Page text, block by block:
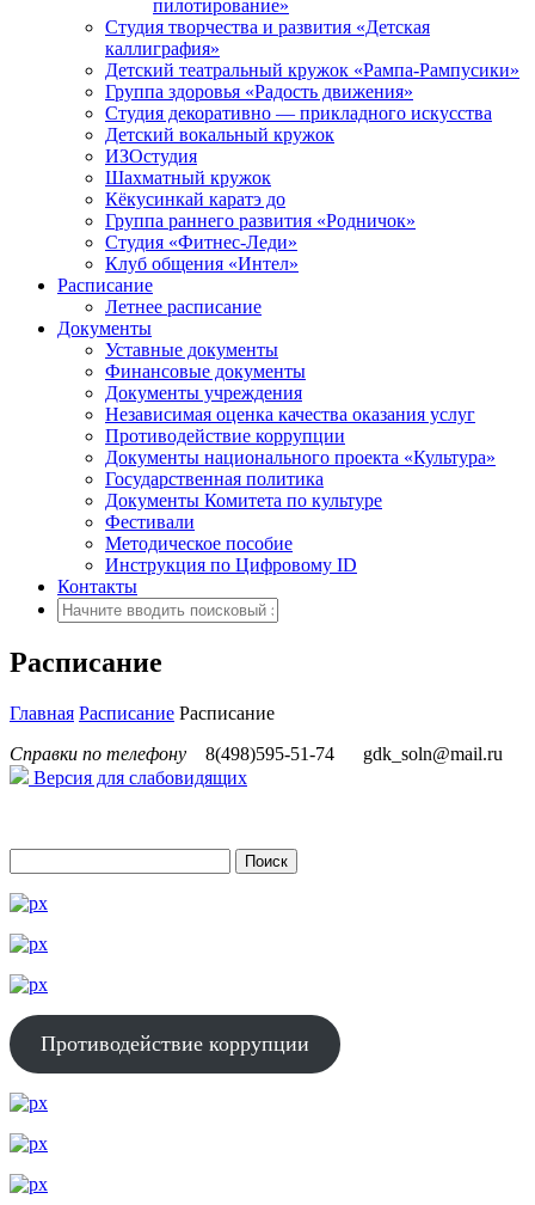
пилотирование»
Студия творчества и развития «Детская
каллиграфия»
Детский театральный кружок «Рампа-Рампусики»
Группа здоровья «Радость движения»
Студия декоративно — прикладного искусства
Детский вокальный кружок
ИЗОстудия
Шахматный кружок
Кёкусинкай каратэ до
Группа раннего развития «Родничок»
Cтудия «Фитнес-Леди»
Клуб общения «Интел»
Расписание
Летнее расписание
Документы
Уставные документы
Финансовые документы
Документы учреждения
Независимая оценка качества оказания услуг
Противодействие коррупции
Документы национального проекта «Культура»
Государственная политика
Документы Комитета по культуре
Фестивали
Методическое пособие
Инструкция по Цифровому ID
Контакты
Расписание
Главная Расписание Расписание
Справки по телефону
8(498)595-51-74
gdk_soln@mail.ru
Версия для слабовидящих
Противодействие коррупции